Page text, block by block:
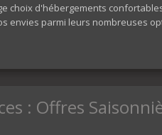
choix d'hébergements
envies parmi leurs nombreuses
: Offres